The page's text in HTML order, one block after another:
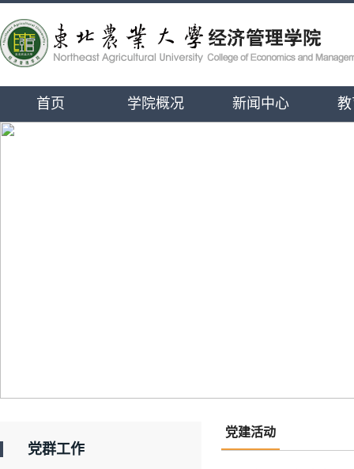
首页 学院概况 新闻中心
党群工作
党建活动